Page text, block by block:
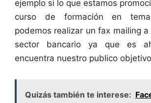
ejemplo si lo que estamos
curso de formación en
podemos realizar un fax mailing
sector bancario ya que es
encuentra nuestro publico
Quizás también te interese: